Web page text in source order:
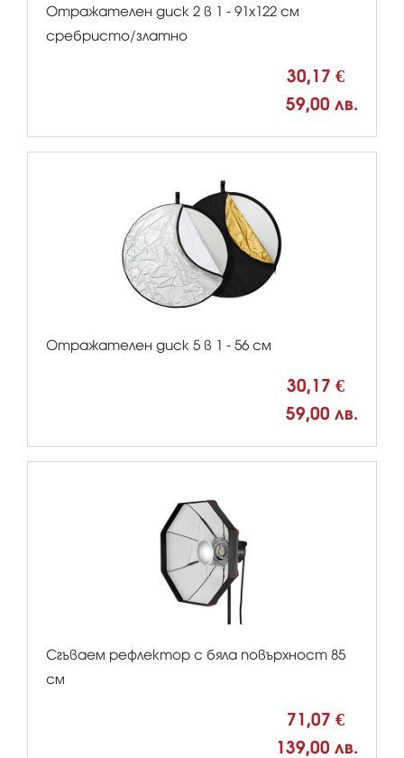
Отражателен диск 2 в 1 - 91х122 см
сребристо/златно
30,17 €
59,00 лв.
Отражателен диск 5 в 1 - 56 см
30,17 €
59,00 лв.
Сгъваем рефлектор с бяла повърхност 85
см
71,07 €
139,00 лв.